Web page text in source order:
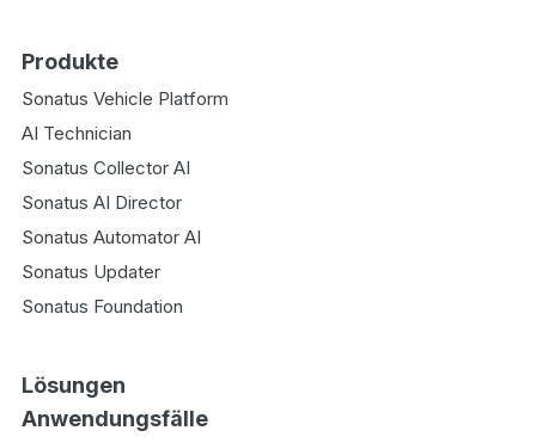
Produkte
Sonatus Vehicle Platform
AI Technician
Sonatus Collector AI
Sonatus AI Director
Sonatus Automator AI
Sonatus Updater
Sonatus Foundation
Lösungen
Anwendungsfälle